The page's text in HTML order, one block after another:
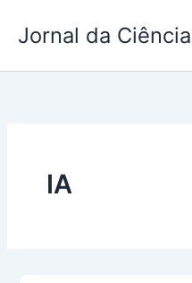
para
conteúdo
Jornal da Ciência
IA